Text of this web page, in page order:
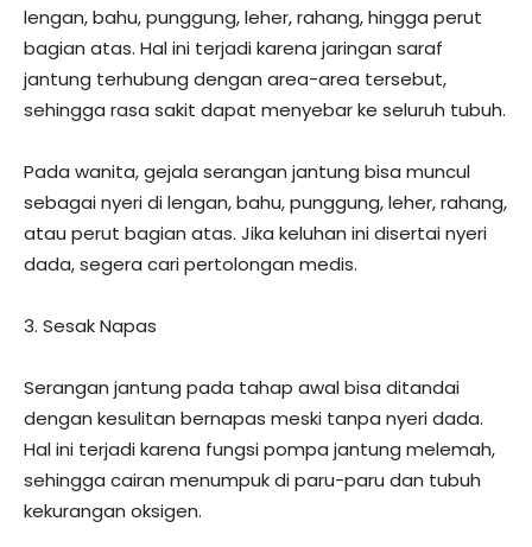
lengan, bahu, punggung, leher, rahang, hingga perut
bagian atas. Hal ini terjadi karena jaringan saraf
jantung terhubung dengan area-area tersebut,
sehingga rasa sakit dapat menyebar ke seluruh tubuh.
Pada wanita, gejala serangan jantung bisa muncul
sebagai nyeri di lengan, bahu, punggung, leher, rahang,
atau perut bagian atas. Jika keluhan ini disertai nyeri
dada, segera cari pertolongan medis.
3. Sesak Napas
Serangan jantung pada tahap awal bisa ditandai
dengan kesulitan bernapas meski tanpa nyeri dada.
Hal ini terjadi karena fungsi pompa jantung melemah,
sehingga cairan menumpuk di paru-paru dan tubuh
kekurangan oksigen.